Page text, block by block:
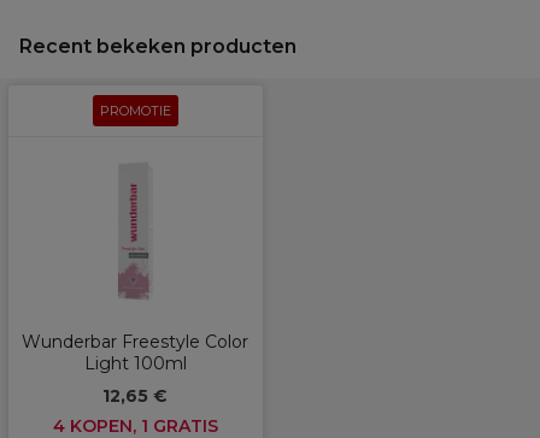
Recent bekeken producten
PROMOTIE
Wunderbar Freestyle Color
Light 100ml
12,65 €
4 KOPEN, 1 GRATIS